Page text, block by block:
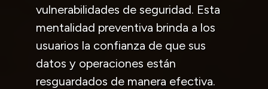
vulnerabilidades de seguridad. Esta
mentalidad preventiva brinda a los
usuarios la confianza de que sus
datos y operaciones están
resguardados de manera efectiva.